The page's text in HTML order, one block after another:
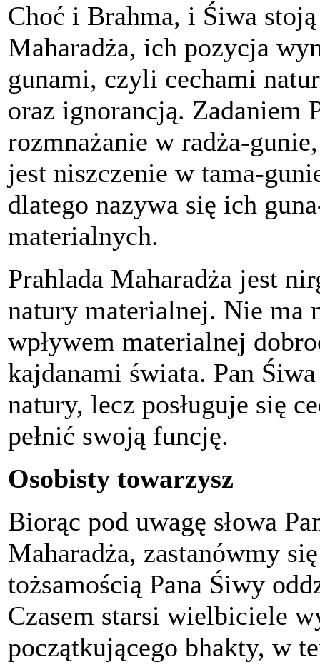
Choć i Brahma, i Śiwa
Maharadża, ich pozycja
gunami, czyli cechami
oraz ignorancją. Zadaniem
rozmnażanie w radża-
jest niszczenie w tama-
dlatego nazywa się ich
materialnych.
Prahlada Maharadża jest
natury materialnej. Nie ma
wpływem materialnej
kajdanami świata. Pan
natury, lecz posługuje się
pełnić swoją funcję.
Osobisty towarzysz
Biorąc pod uwagę słowa
Maharadża, zastanówmy
tożsamością Pana Śiwy
Czasem starsi wielbiciele
początkującego bhakty, w